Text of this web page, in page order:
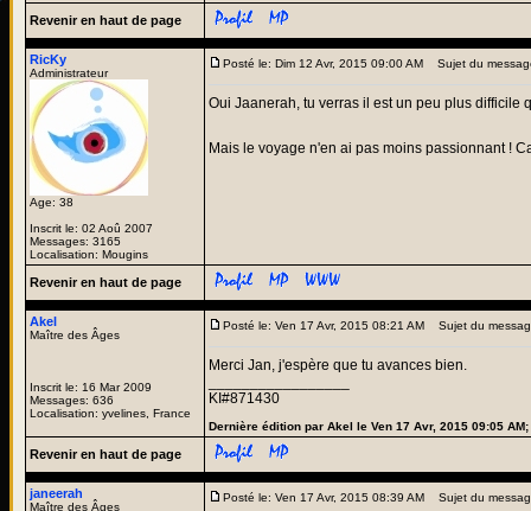
Revenir en haut de page
RicKy
Administrateur
Age: 38
Inscrit le: 02 Aoû 2007
Messages: 3165
Localisation: Mougins
Posté le: Dim 12 Avr, 2015 09:00 AM Sujet du
Oui Jaanerah, tu verras il est un peu plus difficile
Mais le voyage n'en ai pas moins passionnant !
Revenir en haut de page
Akel
Maître des Âges
Inscrit le: 16 Mar 2009
Messages: 636
Localisation: yvelines, France
Posté le: Ven 17 Avr, 2015 08:21 AM Sujet du
Merci Jan, j'espère que tu avances bien.
KI#871430
Dernière édition par Akel le Ven 17 Avr, 2015 09:05
Revenir en haut de page
janeerah
Maître des Âges
Posté le: Ven 17 Avr, 2015 08:39 AM Sujet du